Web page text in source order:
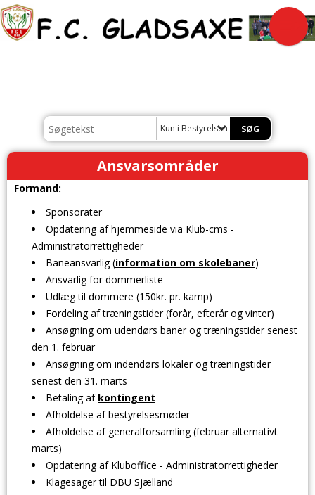
Kun i Bestyrelsen
Ansvarsområder
Formand:
Sponsorater
Opdatering af hjemmeside via Klub-cms -
Administratorrettigheder
Baneansvarlig (information om skolebaner)
Ansvarlig for dommerliste
Udlæg til dommere (150kr. pr. kamp)
Fordeling af træningstider (forår, efterår og vinter)
Ansøgning om udendørs baner og træningstider senest
den 1. februar
Ansøgning om indendørs lokaler og træningstider
senest den 31. marts
Betaling af kontingent
Afholdelse af bestyrelsesmøder
Afholdelse af generalforsamling (februar alternativt
marts)
Opdatering af Kluboffice - Administratorrettigheder
Klagesager til DBU Sjælland